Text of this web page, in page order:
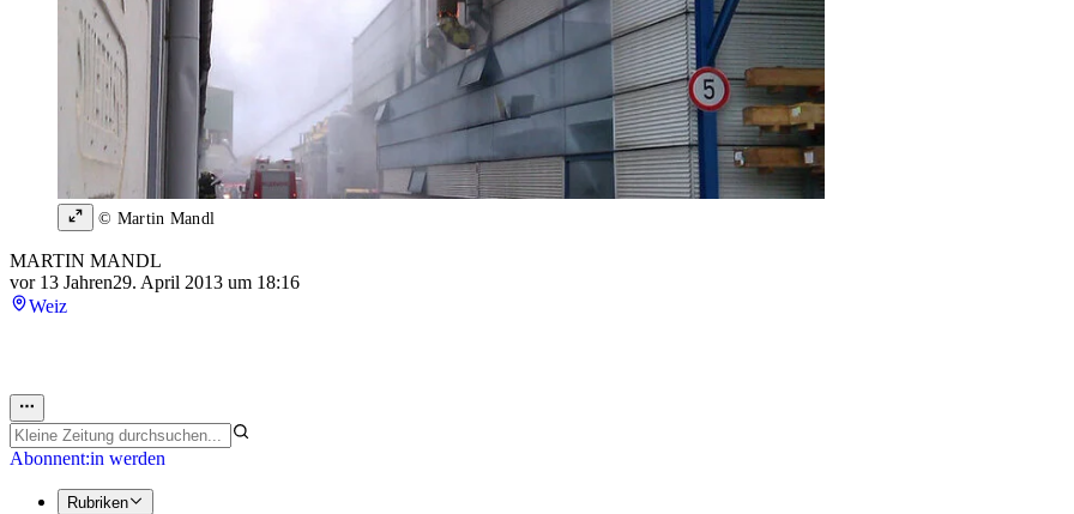
© Martin Mandl
MARTIN MANDL
vor 13 Jahren29. April 2013 um 18:16
Weiz
Abonnent:in werden
Rubriken